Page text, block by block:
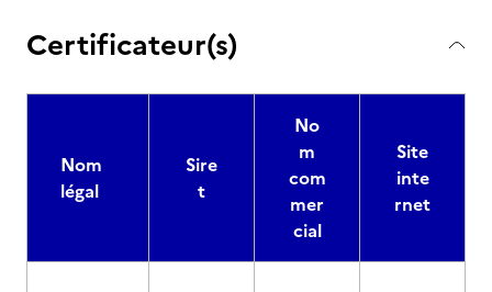
Certificateur(s)
Nom
légal
Sire
t
No
m
com
mer
cial
Site
inte
rnet